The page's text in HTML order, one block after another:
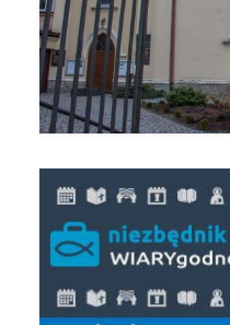
Pierwsza
Imieniny Ks
Wigilia
Wielki
Droga
Apostoła w
Imieniny Ks.